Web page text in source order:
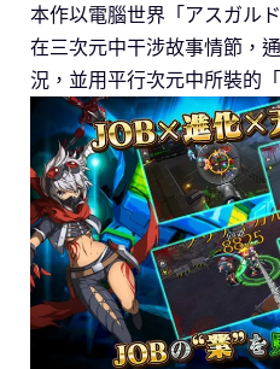
本作以電腦世界「アスガル
在三次元中干涉故事情節，
況，並用平行次元中所裝的